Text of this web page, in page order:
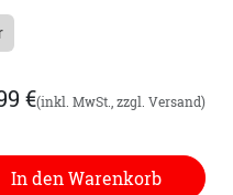
In den Warenkorb
€(inkl. MwSt., zzgl. Versand)